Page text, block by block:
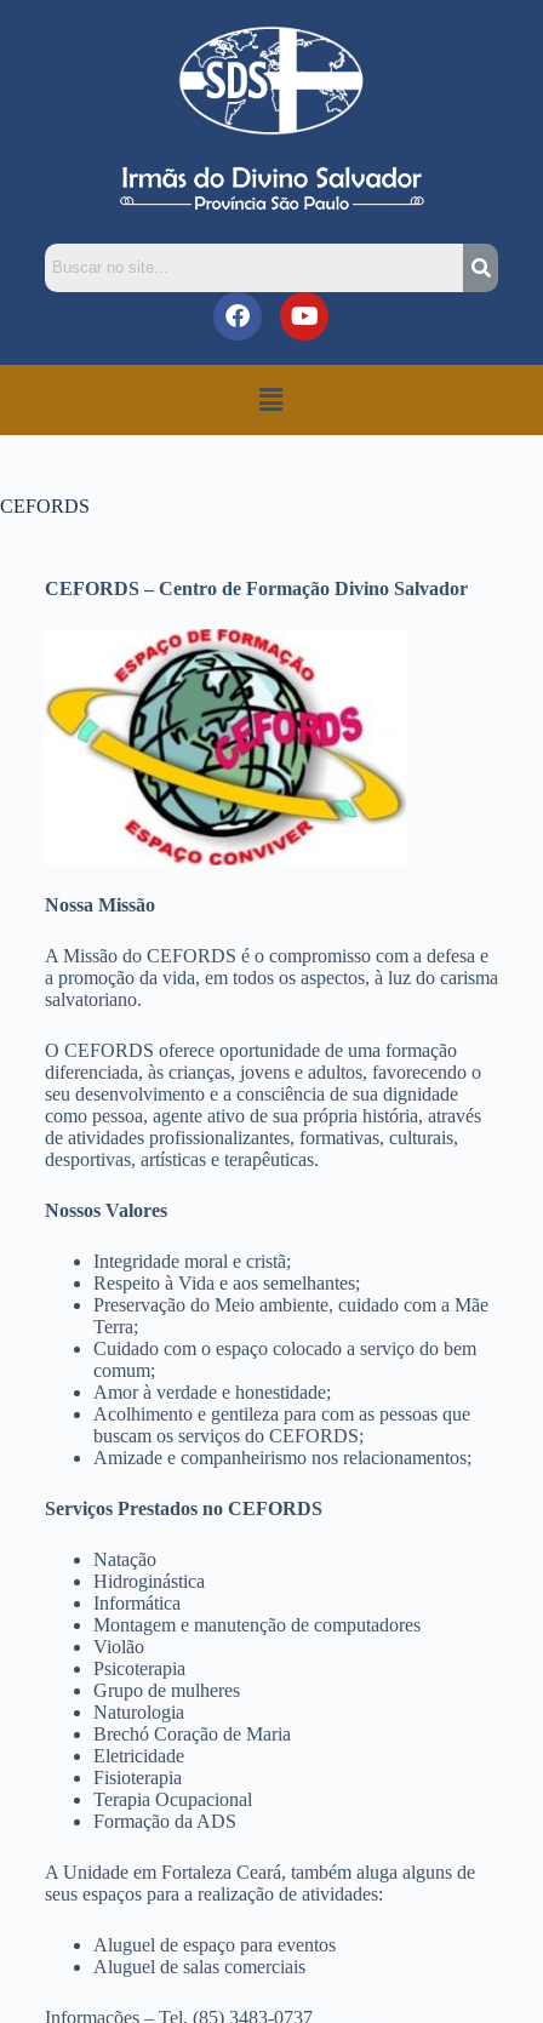
CEFORDS
CEFORDS – Centro de Formação Divino Salvador
Nossa Missão
A Missão do CEFORDS é o compromisso com a defesa e
a promoção da vida, em todos os aspectos, à luz do carisma
salvatoriano.
O CEFORDS oferece oportunidade de uma formação
diferenciada, às crianças, jovens e adultos, favorecendo o
seu desenvolvimento e a consciência de sua dignidade
como pessoa, agente ativo de sua própria história, através
de atividades profissionalizantes, formativas, culturais,
desportivas, artísticas e terapêuticas.
Nossos Valores
Integridade moral e cristã;
Respeito à Vida e aos semelhantes;
Preservação do Meio ambiente, cuidado com a Mãe
Terra;
Cuidado com o espaço colocado a serviço do bem
comum;
Amor à verdade e honestidade;
Acolhimento e gentileza para com as pessoas que
buscam os serviços do CEFORDS;
Amizade e companheirismo nos relacionamentos;
Serviços Prestados no CEFORDS
Natação
Hidroginástica
Informática
Montagem e manutenção de computadores
Violão
Psicoterapia
Grupo de mulheres
Naturologia
Brechó Coração de Maria
Eletricidade
Fisioterapia
Terapia Ocupacional
Formação da ADS
A Unidade em Fortaleza Ceará, também aluga alguns de
seus espaços para a realização de atividades:
Aluguel de espaço para eventos
Aluguel de salas comerciais
Informações – Tel. (85) 3483-0737